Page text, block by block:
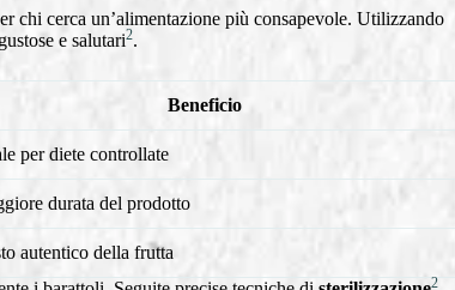
chi cerca un’alimentazione più consapevole. Utilizzando
e salutari2.
Beneficio
per diete controllate
durata del prodotto
autentico della frutta
2